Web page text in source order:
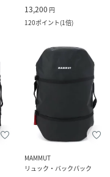
13,200 円
120ポイント(1倍)
MAMMUT
リュック・バックパック